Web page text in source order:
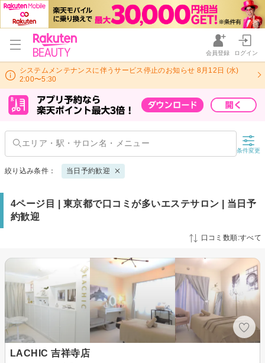
会員登録 ログイン
システムメンテナンスに伴うサービス停止のお知らせ 8月12日 (水)
2:00〜5:30
条件変更
絞り込み条件： 当日予約歓迎
4ページ目 | 東京都で口コミが多いエステサロン | 当日予
約歓迎
口コミ数順:すべて
LACHIC 吉祥寺店